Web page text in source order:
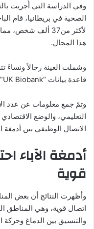
وفي الدراسة التي أُجريت
الصحية في بريطانيا، قام
لأكثر من37 ألف
هذا المجال.
قاعدة بيانات “UK Biobank” في المملكة المتحدة.
وتمّ جمع معلومات عن عدد
التعليمي، والوضع
الاتصال الوظيفي بين أدمغة
أدمغة الآباء
قوية
وأظهرت النتائج أن بعض
اتصال قوية، وهي المناطق
والتنسيق بين الدماغ